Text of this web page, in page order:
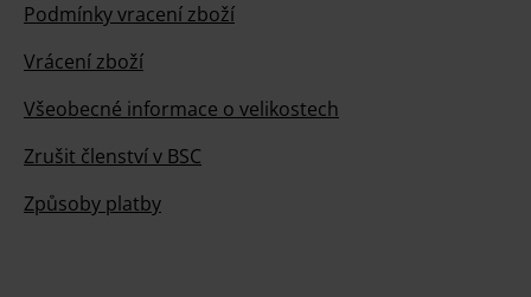
Podmínky vracení zboží
Vrácení zboží
Všeobecné informace o velikostech
Zrušit členství v BSC
Způsoby platby